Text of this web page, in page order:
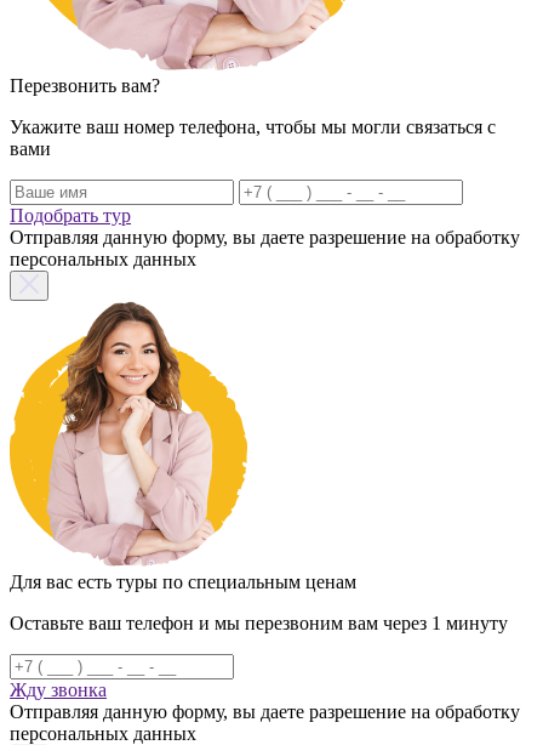
Перезвонить вам?
Укажите ваш номер телефона, чтобы мы могли связаться с
вами
Подобрать тур
Отправляя данную форму, вы даете разрешение на обработку
персональных данных
Для вас есть туры по специальным ценам
Оставьте ваш телефон и мы перезвоним вам через 1 минуту
Жду звонка
Отправляя данную форму, вы даете разрешение на обработку
персональных данных